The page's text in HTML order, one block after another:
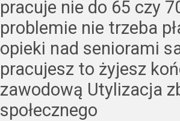
pracuje nie do 65 czy
problemie nie trzeba
opieki nad seniorami
pracujesz to żyjesz
zawodową Utylizacja
społecznego